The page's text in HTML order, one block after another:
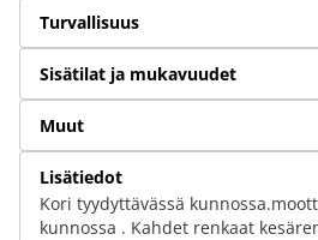
Turvallisuus
Sisätilat ja mukavuudet
Muut
Lisätiedot
Kori tyydyttävässä
kunnossa . Kahdet renkaat